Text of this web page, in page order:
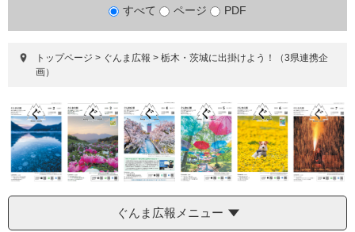
て
検
象
すべて ページ PDF
トップページ > ぐんま広報 > 栃木・茨城に出掛けよう！（3県連携企
画）
ぐんま広報メニュー